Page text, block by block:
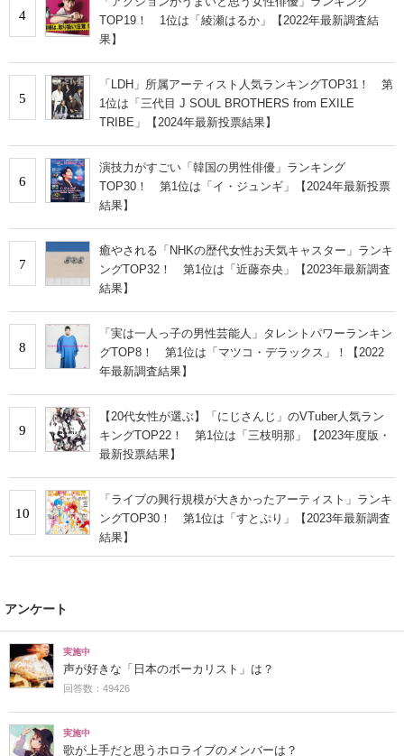
4
TOP19！ 1位は「綾瀬はるか」【2022年最新調査結
果】
5
「LDH」所属アーティスト人気ランキングTOP31！ 第
1位は「三代目 J SOUL BROTHERS from EXILE
TRIBE」【2024年最新投票結果】
6
演技力がすごい「韓国の男性俳優」ランキング
TOP30！ 第1位は「イ・ジュンギ」【2024年最新投票
結果】
7
癒やされる「NHKの歴代女性お天気キャスター」ランキ
ングTOP32！ 第1位は「近藤奈央」【2023年最新調査
結果】
8
「実は一人っ子の男性芸能人」タレントパワーランキン
グTOP8！ 第1位は「マツコ・デラックス」！【2022
年最新調査結果】
9
【20代女性が選ぶ】「にじさんじ」のVTuber人気ラン
キングTOP22！ 第1位は「三枝明那」【2023年度版・
最新投票結果】
10
「ライブの興行規模が大きかったアーティスト」ランキ
ングTOP30！ 第1位は「すとぷり」【2023年最新調査
結果】
アンケート
実施中
声が好きな「日本のボーカリスト」は？
回答数：49426
実施中
歌が上手だと思うホロライブのメンバーは？